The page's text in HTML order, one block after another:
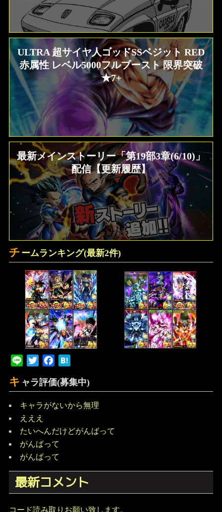
ULTRA 超サイヤ人ゴッドSSベジット RED
赤属性 レベル5000フルブースト 限界突破
★7+
最新メインストーリー「第19部3章(6/10)」
配信【更新履歴】
チ ームランキング(最新2件)
Line Twitter Facebook
キ ャラ評価(募集中)
キャラがないから無理
えええ
たいへんだけどがんばって
がんばって
がんばって
最新コメント
コード読み取りお願い致します。